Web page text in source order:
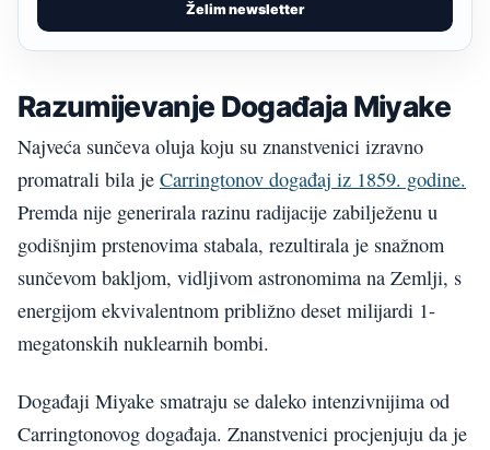
Želim newsletter
Razumijevanje Događaja Miyake
Najveća sunčeva oluja koju su znanstvenici izravno
promatrali bila je Carringtonov događaj iz 1859. godine.
Premda nije generirala razinu radijacije zabilježenu u
godišnjim prstenovima stabala, rezultirala je snažnom
sunčevom bakljom, vidljivom astronomima na Zemlji, s
energijom ekvivalentnom približno deset milijardi 1-
megatonskih nuklearnih bombi.
Događaji Miyake smatraju se daleko intenzivnijima od
Carringtonovog događaja. Znanstvenici procjenjuju da je